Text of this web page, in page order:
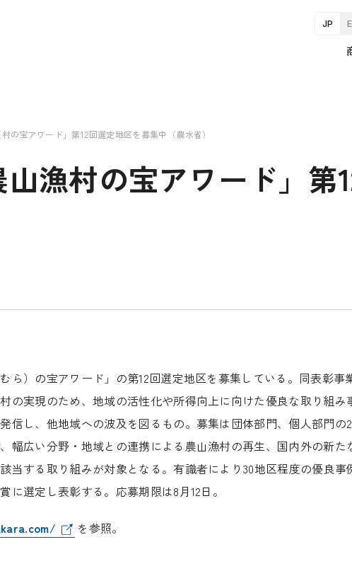
JP
の宝アワード」第12回選定地区を募集中（農水省）
山漁村の宝アワード」
ら）の宝アワード」の第12回選定地区を募集している。同表彰事
の実現のため、地域の活性化や所得向上に向けた優良な取り組み
信し、他地域への波及を図るもの。募集は団体部門、個人部門の2
幅広い分野・地域との連携による農山漁村の再生、国内外の新た
当する取り組みが対象となる。有識者により30地区程度の優良事
選定し表彰する。応募期限は8月12日。
を参照。